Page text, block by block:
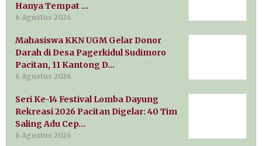
Hanya Tempat …
6 Agustus 2026
Mahasiswa KKN UGM Gelar Donor
Darah di Desa Pagerkidul Sudimoro
Pacitan, 11 Kantong D…
6 Agustus 2026
Seri Ke-14 Festival Lomba Dayung
Rekreasi 2026 Pacitan Digelar: 40 Tim
Saling Adu Cep…
6 Agustus 2026